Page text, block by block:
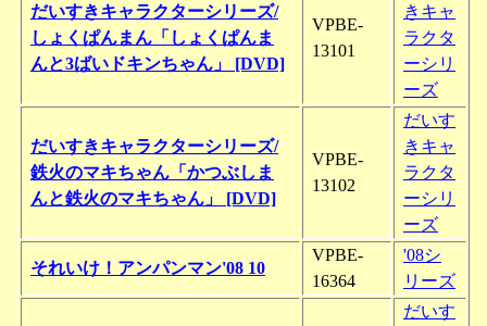
だいすきキャラクターシリーズ/
しょくぱんまん「しょくぱんま
んと3ばいドキンちゃん」 [DVD]
VPBE-
13101
きキャ
ラクタ
ーシリ
ーズ
だいすきキャラクターシリーズ/
鉄火のマキちゃん「かつぶしま
んと鉄火のマキちゃん」 [DVD]
VPBE-
13102
だいす
きキャ
ラクタ
ーシリ
ーズ
それいけ！アンパンマン'08 10
VPBE-
16364
'08シ
リーズ
だいす